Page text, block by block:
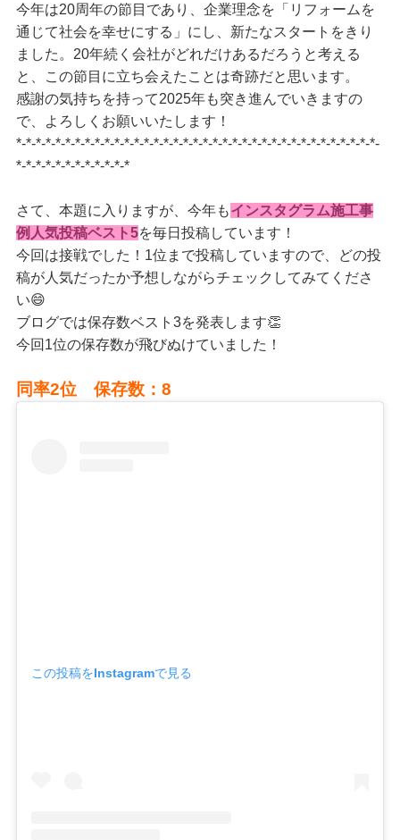
今年は20周年の節目であり、企業理念を「リフォームを
通じて社会を幸せにする」にし、新たなスタートをきり
ました。20年続く会社がどれだけあるだろうと考える
と、この節目に立ち会えたことは奇跡だと思います。
感謝の気持ちを持って2025年も突き進んでいきますの
で、よろしくお願いいたします！
*-*-*-*-*-*-*-*-*-*-*-*-*-*-*-*-*-*-*-*-*-*-*-*-*-*-*-*-*-*-*-*-*-*-*-*-*-
*-*-*-*-*-*-*-*-*-*-*-*
さて、本題に入りますが、今年もインスタグラム施工事
例人気投稿ベスト5を毎日投稿しています！
今回は接戦でした！1位まで投稿していますので、どの投
稿が人気だったか予想しながらチェックしてみてくださ
い😄
ブログでは保存数ベスト3を発表します👏
今回1位の保存数が飛びぬけていました！
同率2位 保存数：8
この投稿をInstagramで見る